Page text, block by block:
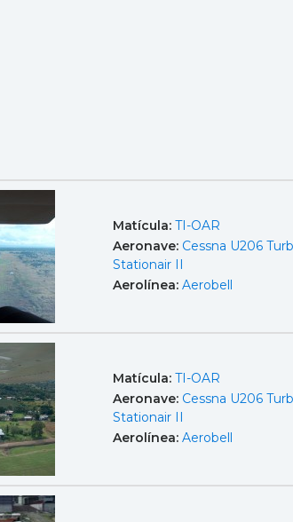
Matícula: TI-OAR
Aeronave: Cessna U206
Stationair II
Aerolínea: Aerobell
Matícula: TI-OAR
Aeronave: Cessna U206
Stationair II
Aerolínea: Aerobell